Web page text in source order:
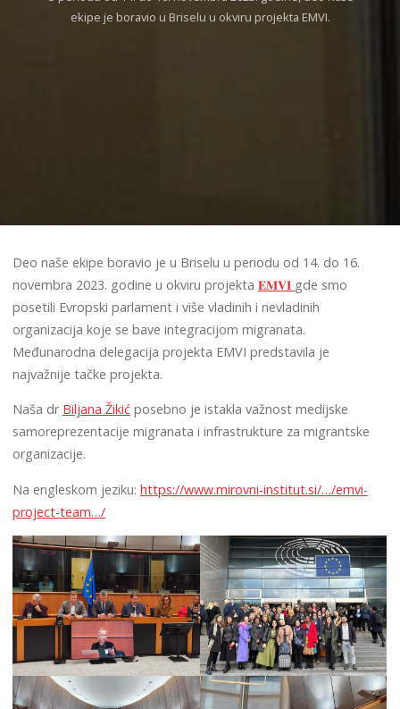
ekipe je boravio u Briselu u okviru projekta EMVI.
Deo naše ekipe boravio je u Briselu u periodu od 14. do 16.
novembra 2023. godine u okviru projekta𝐄𝐌𝐕𝐈 gde smo
posetili Evropski parlament i više vladinih i nevladinih
organizacija koje se bave integracijom migranata.
Međunarodna delegacija projekta EMVI predstavila je
najvažnije tačke projekta.
Naša dr Biljana Žikić posebno je istakla važnost medijske
samoreprezentacije migranata i infrastrukture za migrantske
organizacije.
Na engleskom jeziku:https://www.mirovni-institut.si/…/emvi-
project-team…/